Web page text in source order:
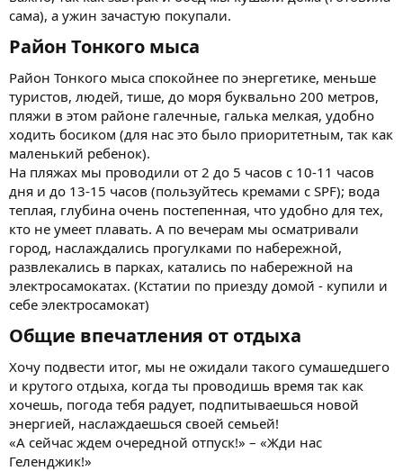
сама), а ужин зачастую покупали.
Район Тонкого мыса​
Район Тонкого мыса спокойнее по энергетике, меньше
туристов, людей, тише, до моря буквально 200 метров,
пляжи в этом районе галечные, галька мелкая, удобно
ходить босиком (для нас это было приоритетным, так как
маленький ребенок).
На пляжах мы проводили от 2 до 5 часов с 10-11 часов
дня и до 13-15 часов (пользуйтесь кремами с SPF); вода
теплая, глубина очень постепенная, что удобно для тех,
кто не умеет плавать. А по вечерам мы осматривали
город, наслаждались прогулками по набережной,
развлекались в парках, катались по набережной на
электросамокатах. (Кстатии по приезду домой - купили и
себе электросамокат)
Общие впечатления от отдыха​
Хочу подвести итог, мы не ожидали такого сумашедшего
и крутого отдыха, когда ты проводишь время так как
хочешь, погода тебя радует, подпитываешься новой
энергией, наслаждаешься своей семьей!
«А сейчас ждем очередной отпуск!» – «Жди нас
Геленджик!»